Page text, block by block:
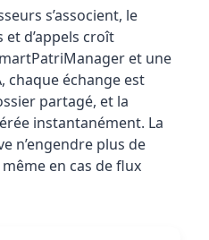
s’associent, le
d’appels croît
et une
chaque échange est
partagé, et la
instantanément. La
n’engendre plus de
en cas de flux